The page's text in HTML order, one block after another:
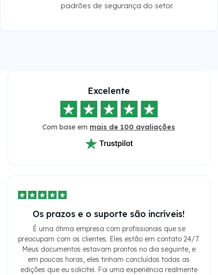
padrões de segurança do setor.
Excelente
Com base em mais de 100 avaliações
Os prazos e o suporte são incríveis!
É uma ótima empresa com profissionais que se
preocupam com os clientes. Eles estão em contato 24/7.
Meus documentos estavam prontos no dia seguinte, e
em poucas horas, eles tinham concluídos todas as
edições que eu solicitei. Foi uma experiência realmente